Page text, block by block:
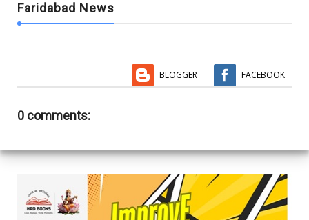
Faridabad News
BLOGGER FACEBOOK
0 comments: